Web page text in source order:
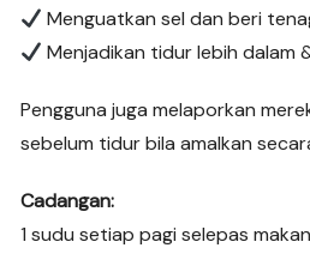
Menguatkan sel dan beri
Menjadikan tidur lebih dalam
Pengguna juga melaporkan
sebelum tidur bila amalkan
Cadangan:
1 sudu setiap pagi selepas